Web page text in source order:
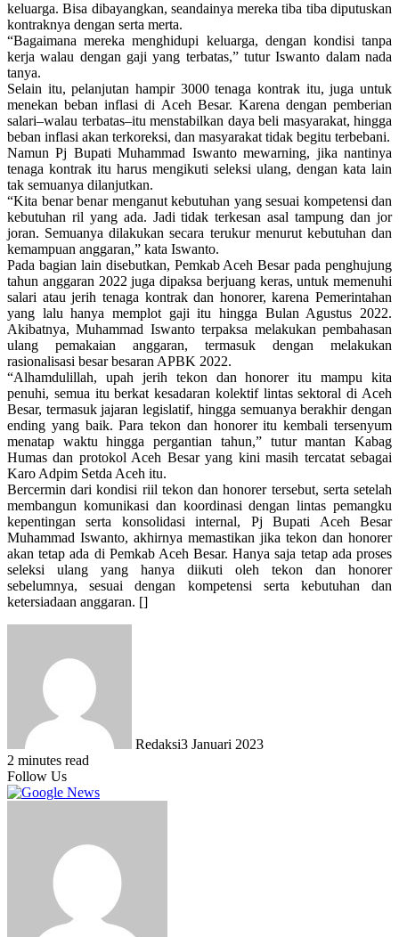
keluarga. Bisa dibayangkan, seandainya mereka tiba tiba diputuskan
kontraknya dengan serta merta.
“Bagaimana mereka menghidupi keluarga, dengan kondisi tanpa
kerja walau dengan gaji yang terbatas,” tutur Iswanto dalam nada
tanya.
Selain itu, pelanjutan hampir 3000 tenaga kontrak itu, juga untuk
menekan beban inflasi di Aceh Besar. Karena dengan pemberian
salari–walau terbatas–itu menstabilkan daya beli masyarakat, hingga
beban inflasi akan terkoreksi, dan masyarakat tidak begitu terbebani.
Namun Pj Bupati Muhammad Iswanto mewarning, jika nantinya
tenaga kontrak itu harus mengikuti seleksi ulang, dengan kata lain
tak semuanya dilanjutkan.
“Kita benar benar menganut kebutuhan yang sesuai kompetensi dan
kebutuhan ril yang ada. Jadi tidak terkesan asal tampung dan jor
joran. Semuanya dilakukan secara terukur menurut kebutuhan dan
kemampuan anggaran,” kata Iswanto.
Pada bagian lain disebutkan, Pemkab Aceh Besar pada penghujung
tahun anggaran 2022 juga dipaksa berjuang keras, untuk memenuhi
salari atau jerih tenaga kontrak dan honorer, karena Pemerintahan
yang lalu hanya memplot gaji itu hingga Bulan Agustus 2022.
Akibatnya, Muhammad Iswanto terpaksa melakukan pembahasan
ulang pemakaian anggaran, termasuk dengan melakukan
rasionalisasi besar besaran APBK 2022.
“Alhamdulillah, upah jerih tekon dan honorer itu mampu kita
penuhi, semua itu berkat kesadaran kolektif lintas sektoral di Aceh
Besar, termasuk jajaran legislatif, hingga semuanya berakhir dengan
ending yang baik. Para tekon dan honorer itu kembali tersenyum
menatap waktu hingga pergantian tahun,” tutur mantan Kabag
Humas dan protokol Aceh Besar yang kini masih tercatat sebagai
Karo Adpim Setda Aceh itu.
Bercermin dari kondisi riil tekon dan honorer tersebut, serta setelah
membangun komunikasi dan koordinasi dengan lintas pemangku
kepentingan serta konsolidasi internal, Pj Bupati Aceh Besar
Muhammad Iswanto, akhirnya memastikan jika tekon dan honorer
akan tetap ada di Pemkab Aceh Besar. Hanya saja tetap ada proses
seleksi ulang yang hanya diikuti oleh tekon dan honorer
sebelumnya, sesuai dengan kompetensi serta kebutuhan dan
ketersiadaan anggaran. []
Redaksi3 Januari 2023
2 minutes read
Follow Us